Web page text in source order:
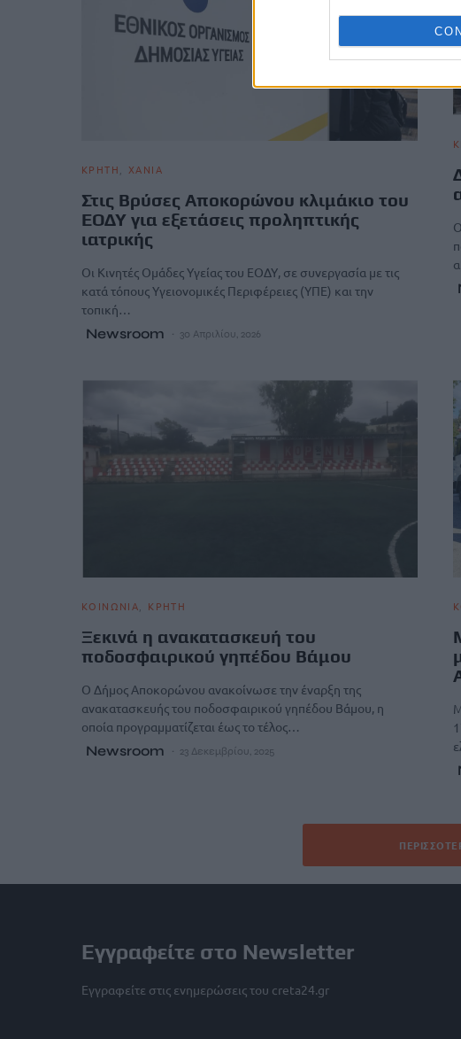
ΚΡΗΤΗ ΧΑΝΙΑ
Στις Βρύσες Αποκορώνου κλιμάκιο του
ΕΟΔΥ για εξετάσεις προληπτικής
ιατρικής
Οι Κινητές Ομάδες Υγείας του ΕΟΔΥ, σε συνεργασία με τις
κατά τόπους Υγειονομικές Περιφέρειες (ΥΠΕ) και την
τοπική…
Newsroom 30 Απριλίου, 2026
ΚΟΙΝΩΝΙΑ ΚΡΗΤΗ
Ξεκινά η ανακατασκευή του
ποδοσφαιρικού γηπέδου Βάμου
Ο Δήμος Αποκορώνου ανακoίνωσε την έναρξη της
ανακατασκευής του ποδοσφαιρικού γηπέδου Βάμου, η
οποία προγραμματίζεται έως το τέλος…
Newsroom 23 Δεκεμβρίου, 2025
Εγγραφείτε στο Newsletter
Εγγραφείτε στις ενημερώσεις του creta24.gr